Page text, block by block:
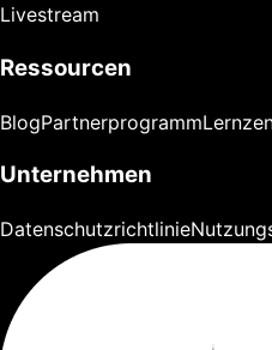
Livestream
Ressourcen
BlogPartnerprogramm
Unternehmen
Datenschutzrichtlinie